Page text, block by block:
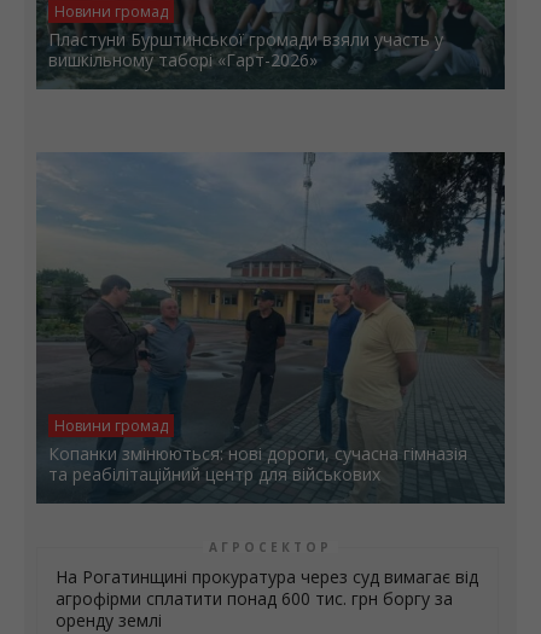
Новини громад
Пластуни Бурштинської громади взяли участь у
вишкільному таборі «Гарт-2026»
Новини громад
Копанки змінюються: нові дороги, сучасна гімназія
та реабілітаційний центр для військових
АГРОСЕКТОР
На Рогатинщині прокуратура через суд вимагає від
агрофірми сплатити понад 600 тис. грн боргу за
оренду землі